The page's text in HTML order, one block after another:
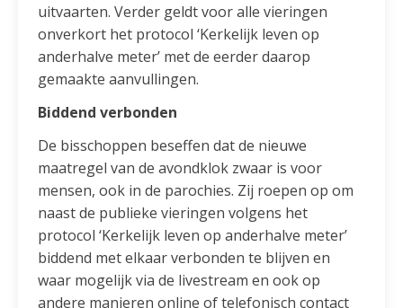
uitvaarten. Verder geldt voor alle vieringen
onverkort het protocol ‘Kerkelijk leven op
anderhalve meter’ met de eerder daarop
gemaakte aanvullingen.
Biddend verbonden
De bisschoppen beseffen dat de nieuwe
maatregel van de avondklok zwaar is voor
mensen, ook in de parochies. Zij roepen op om
naast de publieke vieringen volgens het
protocol ‘Kerkelijk leven op anderhalve meter’
biddend met elkaar verbonden te blijven en
waar mogelijk via de livestream en ook op
andere manieren online of telefonisch contact